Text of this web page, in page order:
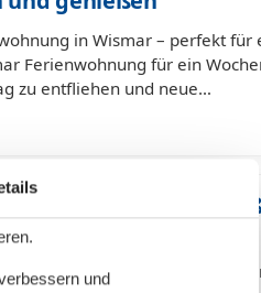
in Wismar – perfekt für
Ferienwohnung für ein
zu entfliehen und neue…
für 7 Personen –
Flair
für 7 Personen – perfekt
und